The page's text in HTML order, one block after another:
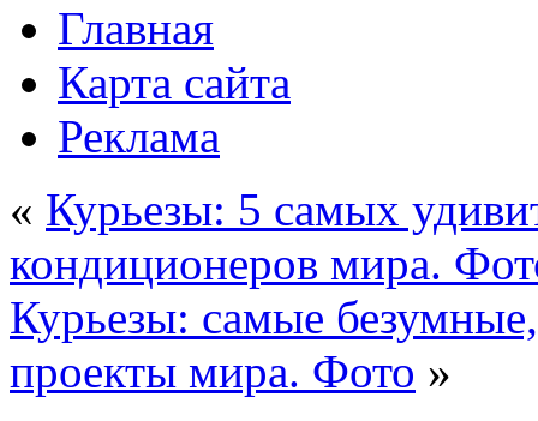
Главная
Карта сайта
Реклама
« Курьезы: 5 самых
кондиционеров мира.
Курьезы: самые
проекты мира. Фото »